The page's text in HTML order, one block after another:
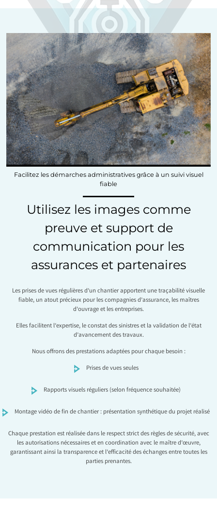
Facilitez les démarches administratives grâce à un suivi visuel
fiable
Utilisez les images comme
preuve et support de
communication pour les
assurances et partenaires
Les prises de vues régulières d’un chantier apportent une traçabilité visuelle
fiable, un atout précieux pour les compagnies d’assurance, les maîtres
d’ouvrage et les entreprises.
Elles facilitent l’expertise, le constat des sinistres et la validation de l’état
d’avancement des travaux.
Nous offrons des prestations adaptées pour chaque besoin :
Prises de vues seules
Rapports visuels réguliers (selon fréquence souhaitée)
Montage vidéo de fin de chantier : présentation synthétique du projet réalisé
Chaque prestation est réalisée dans le respect strict des règles de sécurité, avec
les autorisations nécessaires et en coordination avec le maître d’œuvre,
garantissant ainsi la transparence et l’efficacité des échanges entre toutes les
parties prenantes.